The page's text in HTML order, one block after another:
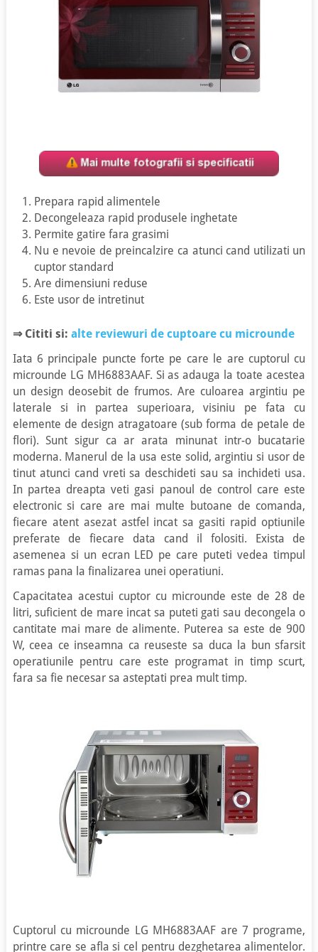
Prepara rapid alimentele
Decongeleaza rapid produsele inghetate
Permite gatire fara grasimi
Nu e nevoie de preincalzire ca atunci cand utilizati un
cuptor standard
Are dimensiuni reduse
Este usor de intretinut
⇒ Cititi si: alte reviewuri de cuptoare cu microunde
Iata 6 principale puncte forte pe care le are cuptorul cu
microunde LG MH6883AAF. Si as adauga la toate acestea
un design deosebit de frumos. Are culoarea argintiu pe
laterale si in partea superioara, visiniu pe fata cu
elemente de design atragatoare (sub forma de petale de
flori). Sunt sigur ca ar arata minunat intr-o bucatarie
moderna. Manerul de la usa este solid, argintiu si usor de
tinut atunci cand vreti sa deschideti sau sa inchideti usa.
In partea dreapta veti gasi panoul de control care este
electronic si care are mai multe butoane de comanda,
fiecare atent asezat astfel incat sa gasiti rapid optiunile
preferate de fiecare data cand il folositi. Exista de
asemenea si un ecran LED pe care puteti vedea timpul
ramas pana la finalizarea unei operatiuni.
Capacitatea acestui cuptor cu microunde este de 28 de
litri, suficient de mare incat sa puteti gati sau decongela o
cantitate mai mare de alimente. Puterea sa este de 900
W, ceea ce inseamna ca reuseste sa duca la bun sfarsit
operatiunile pentru care este programat in timp scurt,
fara sa fie necesar sa asteptati prea mult timp.
Cuptorul cu microunde LG MH6883AAF are 7 programe,
printre care se afla si cel pentru dezghetarea alimentelor.